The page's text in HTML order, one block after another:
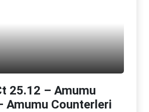
25.12 – Amumu
Amumu Counterleri